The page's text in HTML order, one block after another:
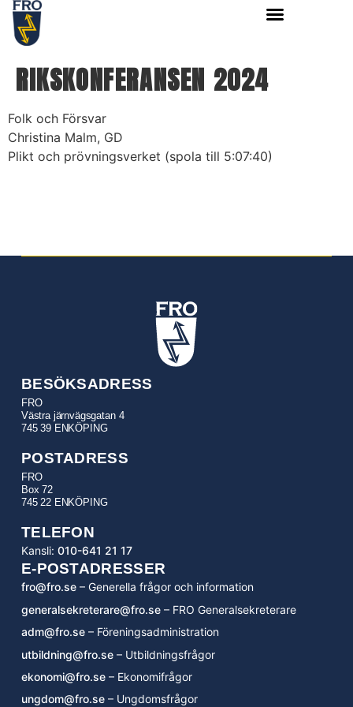
RIKSKONFERANSEN 2024
Folk och Försvar
Christina Malm, GD
Plikt och prövningsverket (spola till 5:07:40)
BESÖKSADRESS
FRO
Västra järnvägsgatan 4
745 39 ENKÖPING
POSTADRESS
FRO
Box 72
745 22 ENKÖPING
TELEFON
Kansli: 010-641 21 17
E-POSTADRESSER
fro@fro.se– Generella frågor och information
generalsekreterare@fro.se– FRO Generalsekreterare
adm@fro.se– Föreningsadministration
utbildning@fro.se– Utbildningsfrågor
ekonomi@fro.se– Ekonomifrågor
ungdom@fro.se– Ungdomsfrågor